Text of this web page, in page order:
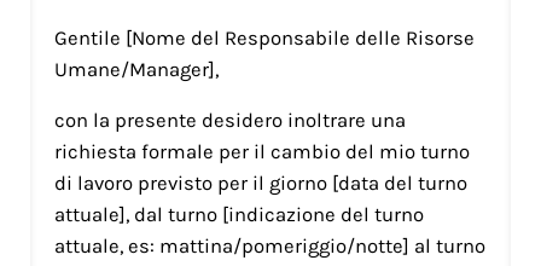
Gentile [Nome del Responsabile delle Risorse
Umane/Manager],
con la presente desidero inoltrare una
richiesta formale per il cambio del mio turno
di lavoro previsto per il giorno [data del turno
attuale], dal turno [indicazione del turno
attuale, es: mattina/pomeriggio/notte] al turno